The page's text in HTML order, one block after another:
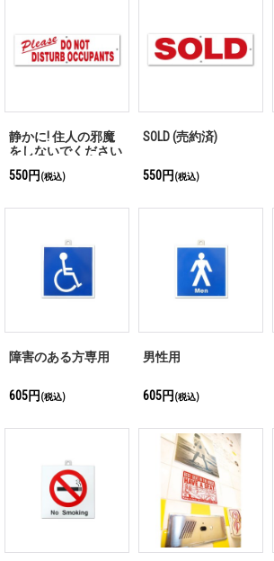
静かに! 住人の邪魔
をしないでください
550円 (税込)
SOLD (売約済)
550円 (税込)
障害のある方専用
605円 (税込)
男性用
605円 (税込)